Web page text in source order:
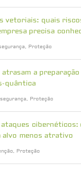
vetoriais: quais
precisa
, Proteção
a preparação
quântica
, Proteção
ataques
alvo menos atrativo
, Proteção